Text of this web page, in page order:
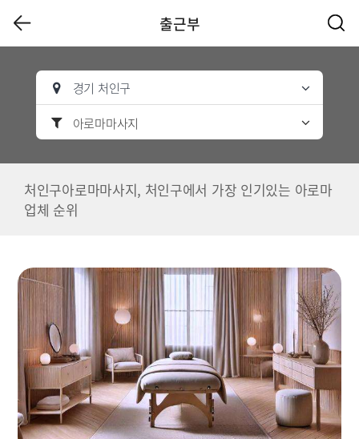
출근부
경기 처인구
아로마마사지
처인구아로마마사지, 처인구에서 가장 인기있는 아로마
업체 순위